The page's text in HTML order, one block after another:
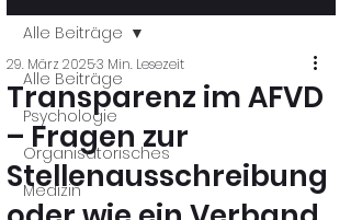
Alle Beiträge
Psychologie
Organisatorisches
Medizin
Alle Beiträge
Transparenz im AFVD
– Fragen zur
Stellenausschreibung
29. März 20253 Min. Lesezeit